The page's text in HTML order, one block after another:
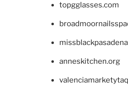
topgglasses.com
anneskitchen.org